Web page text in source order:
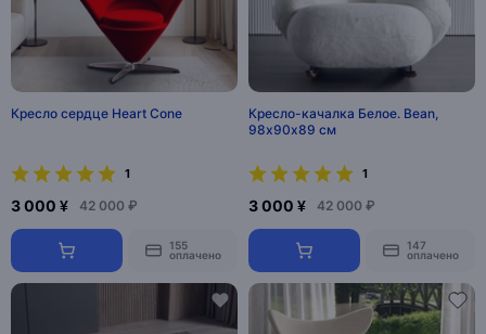
Кресло сердце Heart Cone
1
3 000 ¥ 42 000 ₽
155
оплачено
Кресло-качалка Белое. Bean,
98х90х89 см
1
3 000 ¥ 42 000 ₽
147
оплачено